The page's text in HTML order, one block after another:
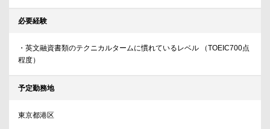
必要経験
・英文融資書類のテクニカルタームに慣れているレベル （TOEIC700点
程度）
予定勤務地
東京都港区